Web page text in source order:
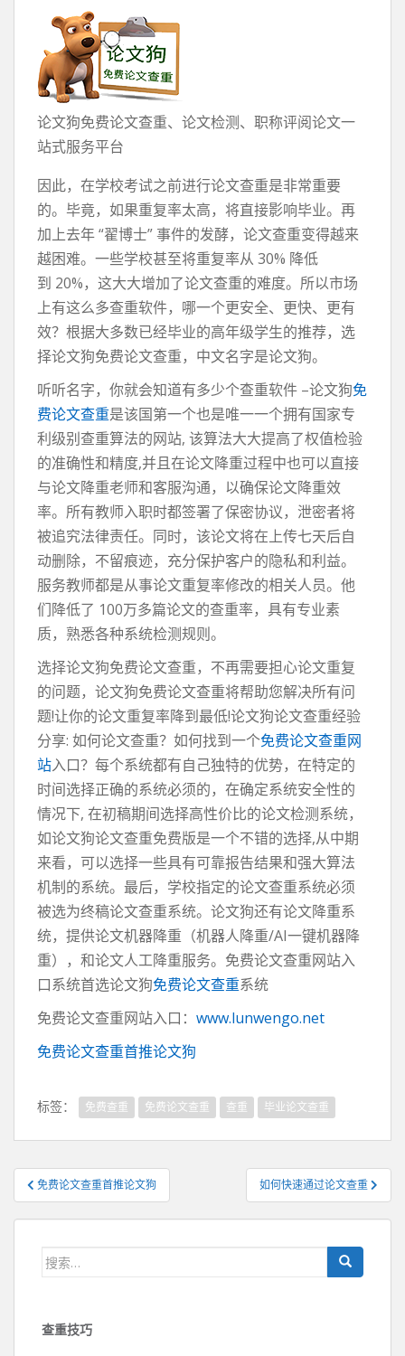
论文狗免费论文查重、论文检测、职称评阅论文一
站式服务平台
因此，在学校考试之前进行论文查重是非常重要
的。毕竟，如果重复率太高，将直接影响毕业。再
加上去年 “翟博士” 事件的发酵，论文查重变得越来
越困难。一些学校甚至将重复率从 30% 降低
到 20%，这大大增加了论文查重的难度。所以市场
上有这么多查重软件，哪一个更安全、更快、更有
效？根据大多数已经毕业的高年级学生的推荐，选
择论文狗免费论文查重，中文名字是论文狗。
听听名字，你就会知道有多少个查重软件 –论文狗免
费论文查重是该国第一个也是唯一一个拥有国家专
利级别查重算法的网站, 该算法大大提高了权值检验
的准确性和精度,并且在论文降重过程中也可以直接
与论文降重老师和客服沟通，以确保论文降重效
率。所有教师入职时都签署了保密协议，泄密者将
被追究法律责任。同时，该论文将在上传七天后自
动删除，不留痕迹，充分保护客户的隐私和利益。
服务教师都是从事论文重复率修改的相关人员。他
们降低了 100万多篇论文的查重率，具有专业素
质，熟悉各种系统检测规则。
选择论文狗免费论文查重，不再需要担心论文重复
的问题，论文狗免费论文查重将帮助您解决所有问
题!让你的论文重复率降到最低!论文狗论文查重经验
分享: 如何论文查重？如何找到一个免费论文查重网
站入口？每个系统都有自己独特的优势，在特定的
时间选择正确的系统必须的，在确定系统安全性的
情况下, 在初稿期间选择高性价比的论文检测系统，
如论文狗论文查重免费版是一个不错的选择,从中期
来看，可以选择一些具有可靠报告结果和强大算法
机制的系统。最后，学校指定的论文查重系统必须
被选为终稿论文查重系统。论文狗还有论文降重系
统，提供论文机器降重（机器人降重/AI一键机器降
重），和论文人工降重服务。免费论文查重网站入
口系统首选论文狗免费论文查重系统
免费论文查重网站入口： www.lunwengo.net
免费论文查重首推论文狗
标签： 免费查重 免费论文查重 查重 毕业论文查重
文
章
导
免费论文查重首推论文狗 如何快速通过论文查重
搜
查重技巧